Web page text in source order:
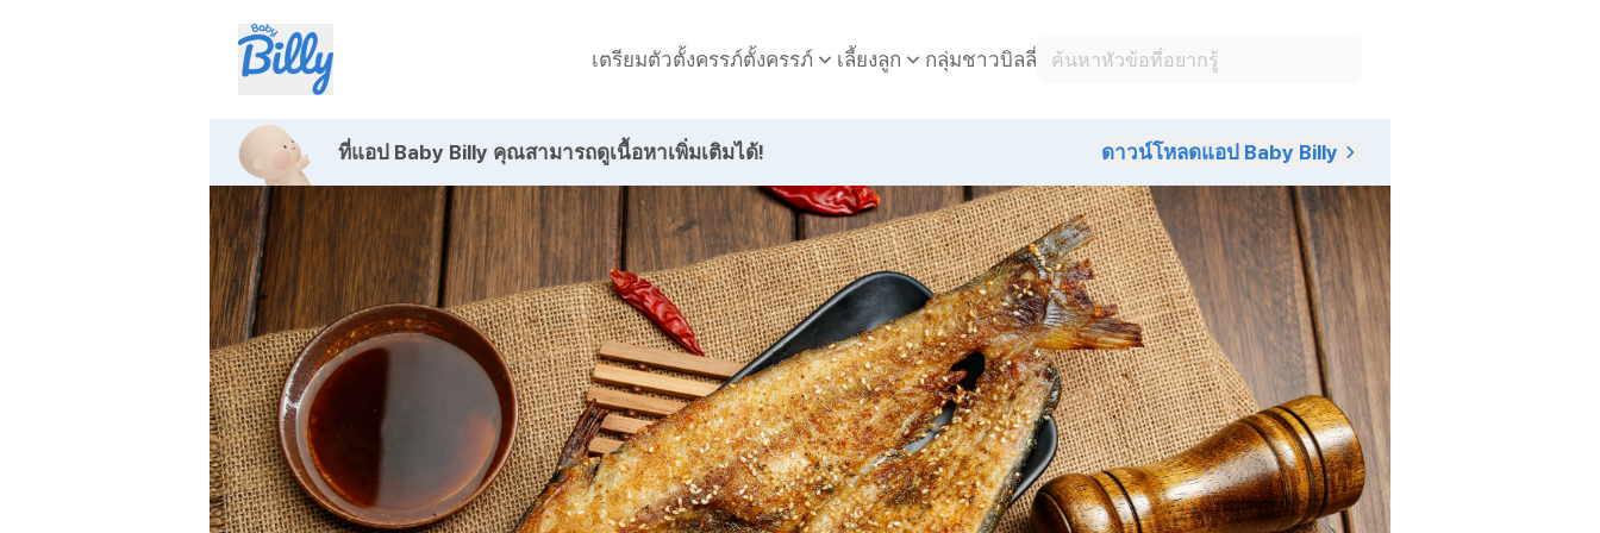
เตรียมตัวตั้งครรภ์ตั้งครรภ์ เลี้ยงลูก กลุ่มชาวบิลลี่
ที่แอป Baby Billy คุณสามารถดูเนื้อหาเพิ่มเติมได้! ดาวน์โหลดแอป Baby Billy